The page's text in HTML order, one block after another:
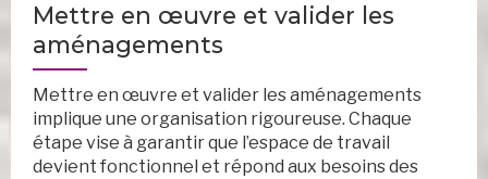
Mettre en œuvre et valider les
aménagements
Mettre en œuvre et valider les aménagements
implique une organisation rigoureuse. Chaque
étape vise à garantir que l’espace de travail
devient fonctionnel et répond aux besoins des